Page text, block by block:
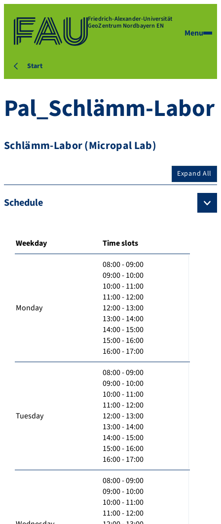
Friedrich-Alexander-Universität
GeoZentrum Nordbayern EN
Menu
Start
Pal_Schlämm-Labor
Schlämm-Labor (Micropal Lab)
Expand All
Schedule
Weekday Time slots
Monday
08:00 - 09:00
09:00 - 10:00
10:00 - 11:00
11:00 - 12:00
12:00 - 13:00
13:00 - 14:00
14:00 - 15:00
15:00 - 16:00
16:00 - 17:00
Tuesday
08:00 - 09:00
09:00 - 10:00
10:00 - 11:00
11:00 - 12:00
12:00 - 13:00
13:00 - 14:00
14:00 - 15:00
15:00 - 16:00
16:00 - 17:00
08:00 - 09:00
09:00 - 10:00
10:00 - 11:00
11:00 - 12:00